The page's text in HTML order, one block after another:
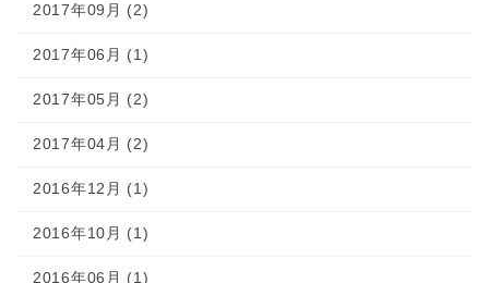
2017年09月 (2)
2017年06月 (1)
2017年05月 (2)
2017年04月 (2)
2016年12月 (1)
2016年10月 (1)
2016年06月 (1)